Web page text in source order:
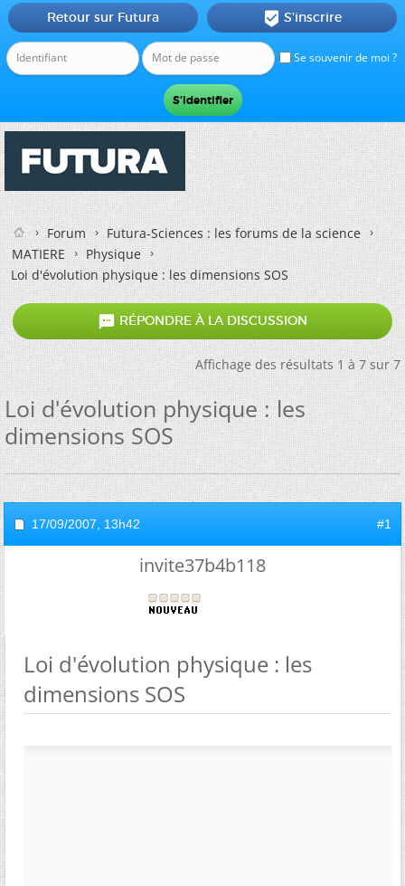
Se souvenir de moi ?
Retour sur Futura  S'inscrire
Forum
Futura-Sciences : les forums de la science
MATIERE
Physique
Loi d'évolution physique : les dimensions SOS
 RÉPONDRE À LA DISCUSSION
Affichage des résultats 1 à 7 sur 7
Loi d'évolution physique : les
dimensions SOS
17/09/2007, 13h42 #1
invite37b4b118
Loi d'évolution physique : les
dimensions SOS